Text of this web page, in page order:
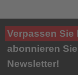
Verpassen
abonnieren
Newsletter!